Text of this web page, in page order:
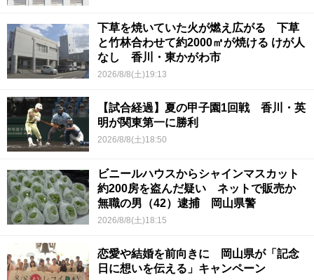
下草を焼いていた火が燃え広がる 下草
と竹林合わせて約2000㎡が焼ける けが人
なし 香川・東かがわ市
2026/8/8(土)19:13
【試合経過】夏の甲子園1回戦 香川・英
明が関東第一に勝利
2026/8/8(土)18:50
ビニールハウスからシャインマスカット
約200房を盗んだ疑い ネットで販売か
無職の男（42）逮捕 岡山県警
2026/8/8(土)18:15
恋愛や結婚を前向きに 岡山県が「記念
日に想いを伝える」キャンペーン